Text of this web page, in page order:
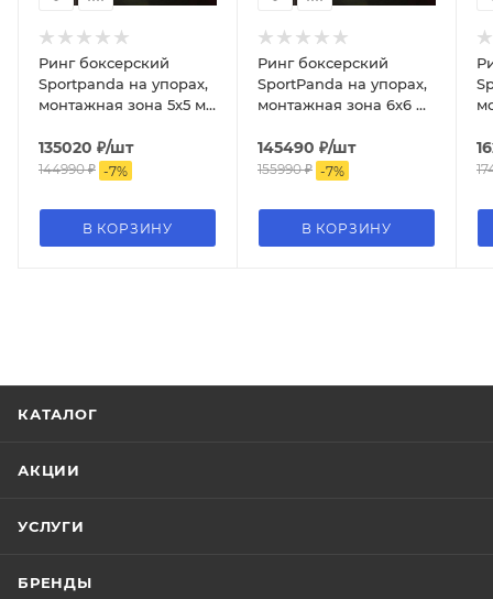
Ринг боксерский
Sportpanda на упорах,
монтажная зона 5х5 м,
135020 ₽/шт
144990₽ -7%
В КОРЗИНУ
Ринг боксерский
SportPanda на упорах,
монтажная зона 6х6 м,
145490 ₽/шт
155990₽ -7%
В КОРЗИНУ
КАТАЛОГ
АКЦИИ
УСЛУГИ
БРЕНДЫ